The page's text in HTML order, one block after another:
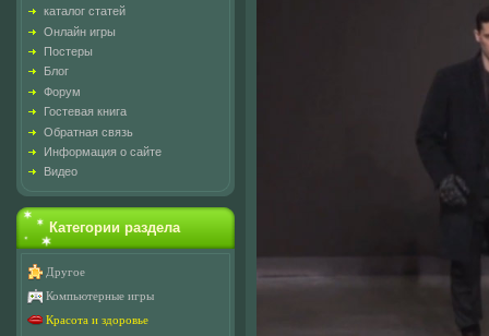
каталог статей
Онлайн игры
Постеры
Блог
Форум
Гостевая книга
Обратная связь
Информация о сайте
Видео
Категории раздела
Другое
Компьютерные игры
Красота и здоровье